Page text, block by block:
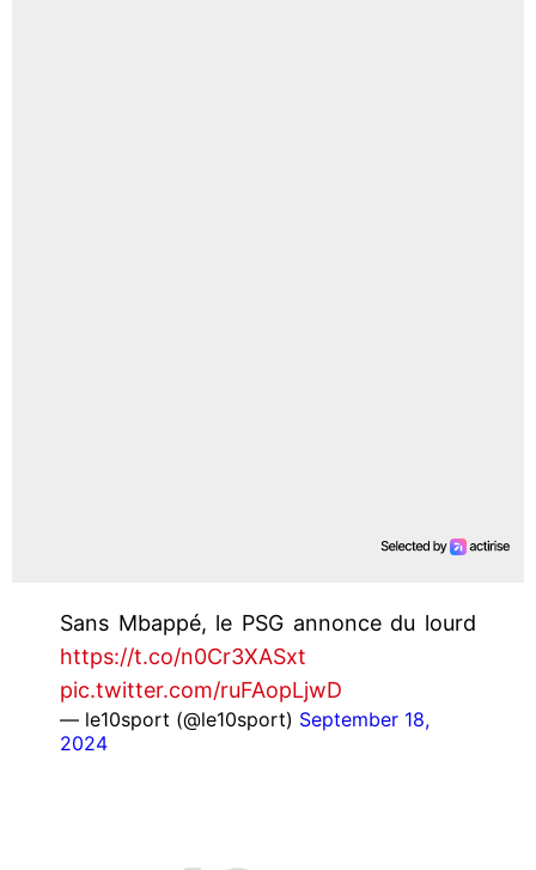
Sans Mbappé, le PSG annonce du lourd
https://t.co/n0Cr3XASxt
pic.twitter.com/ruFAopLjwD
— le10sport (@le10sport) September 18,
2024